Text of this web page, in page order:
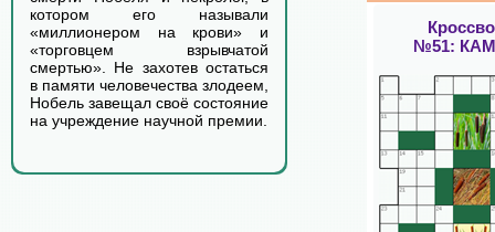
котором его называли
«миллионером на крови» и
«торговцем взрывчатой
смертью». Не захотев остаться
в памяти человечества злодеем,
Нобель завещал своё состояние
на учреждение научной премии.
№51: